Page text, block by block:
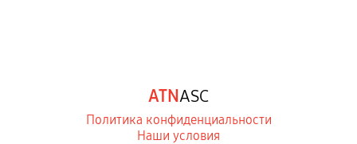
ATNASC
Политика конфиденциальности
Наши условия